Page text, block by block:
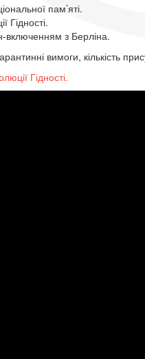
пам’яті.
Гідності.
включенням з Берліна.
вимоги, кількість
Гідності.